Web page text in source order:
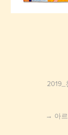
2019_
→ 아